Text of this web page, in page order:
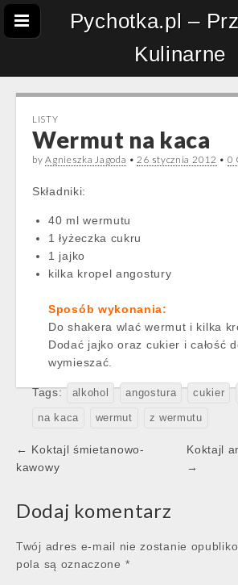
Pychotka.pl –
Kulinarne
LISTY
Wermut na kaca
byAgnieszka Jagoda •26 stycznia 2012 • 0
Składniki:
40 ml wermutu
1 łyżeczka cukru
1 jajko
kilka kropel angostury
Sposób wykonania:
Do shakera wlać wermut i kilka
Dodać jajko oraz cukier i całość
wymieszać.
Tags: alkohol angostura cukier
na kaca wermut z wermutu
Post
navigation
← Koktajl śmietanowo-
kawowy
Koktajl
→
Dodaj komentarz
Twój adres e-mail nie zostanie
pola są oznaczone *